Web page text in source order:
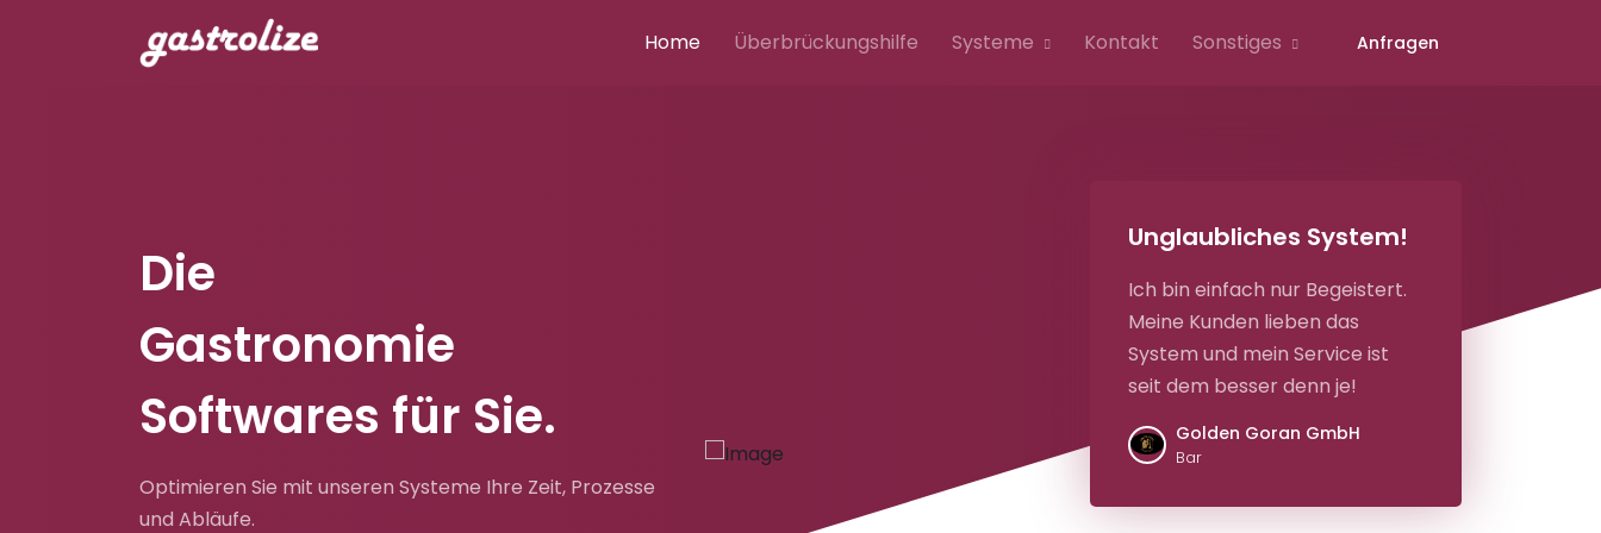
Home Überbrückungshilfe Systeme Kontakt Sonstiges Anfragen
Die
Gastronomie
Softwares für Sie.
Optimieren Sie mit unseren Systeme Ihre Zeit, Prozesse
und Abläufe.
Unglaubliches System!
Ich bin einfach nur Begeistert.
Meine Kunden lieben das
System und mein Service ist
seit dem besser denn je!
Golden Goran GmbH
Bar